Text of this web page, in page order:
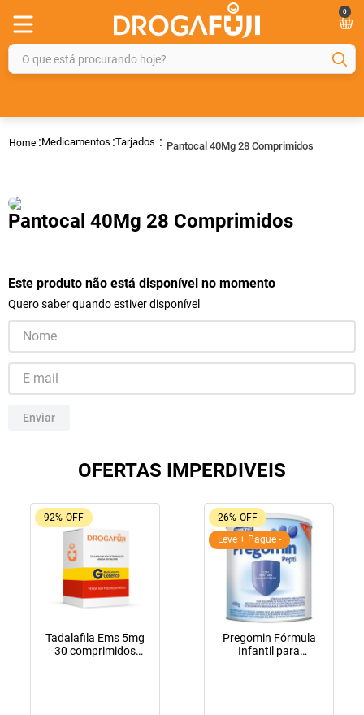
0
O que está procurando hoje?
Medicamentos Tarjados Pantocal 40Mg 28 Comprimidos
Pantocal 40Mg 28 Comprimidos
Este produto não está disponível no momento
Quero saber quando estiver disponível
Enviar
OFERTAS IMPERDIVEIS
92% OFF
Tadalafila Ems 5mg
30 comprimidos
26% OFF
Leve + Pague -
Pregomin Fórmula
Infantil para
4º
dipirona
8º
tadalafila
9º
lola
fraldas geriátricas